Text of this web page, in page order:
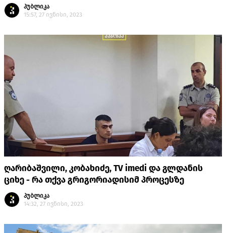
პუბლიკა
15:57, 27 ივნისი, 2023
ღარიბაშვილი, კობახიძე, TV imedi და გლდანის
ციხე - რა თქვა გრიგორიადისიმ პროცესზე
პუბლიკა
14:32, 27 ივნისი, 2023